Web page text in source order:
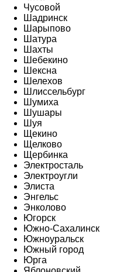
Чусовой
Шадринск
Шарыпово
Шатура
Шахты
Шебекино
Шексна
Шелехов
Шлиссельбург
Шумиха
Шушары
Шуя
Щекино
Щелково
Щербинка
Электросталь
Электроугли
Элиста
Энгельс
Энколово
Югорск
Южно-Сахалинск
Южноуральск
Южный город
Юрга